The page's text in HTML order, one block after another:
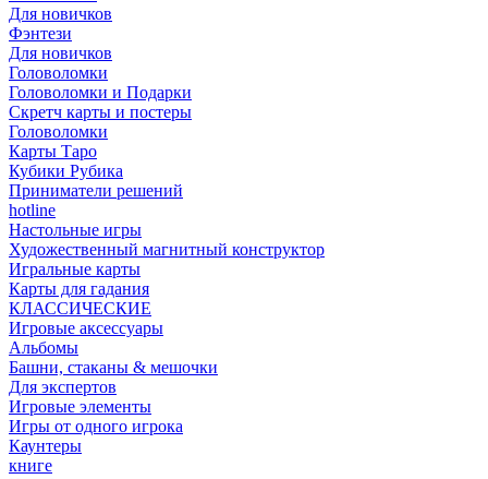
Для новичков
Фэнтези
Для новичков
Головоломки
Головоломки и Подарки
Cкретч карты и постеры
Головоломки
Карты Таро
Кубики Рубика
Приниматели решений
hotline
Настольные игры
Художественный магнитный конструктор
Игральные карты
Карты для гадания
КЛАССИЧЕСКИЕ
Игровые аксессуары
Альбомы
Башни, стаканы & мешочки
Для экспертов
Игровые элементы
Игры от одного игрока
Каунтеры
книге